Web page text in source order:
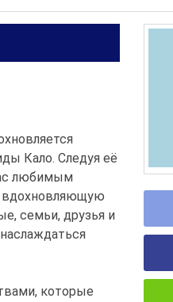
Кало. Следуя её
любимым
вдохновляющую
семьи, друзья и
которые